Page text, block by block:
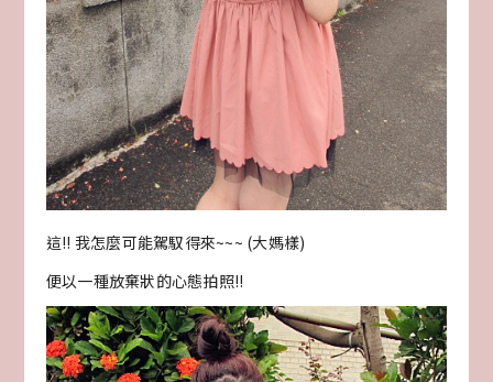
這!! 我怎麼可能駕馭得來~~~ (大媽樣)
便以一種放棄狀的心態拍照!!